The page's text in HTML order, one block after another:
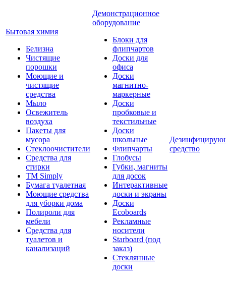
Бытовая химия
Белизна
Чистящие
порошки
Моющие и
чистящие
средства
Мыло
Освежитель
воздуха
Пакеты для
мусора
Стеклоочистители
Средства для
стирки
TM Simply
Бумага туалетная
Моющие средства
для уборки дома
Полироли для
мебели
Средства для
туалетов и
канализаций
Демонстрационное
оборудование
Блоки для
флипчартов
Доски для
офиса
Доски
магнитно-
маркерные
Доски
пробковые и
текстильные
Доски
школьные
Флипчарты
Глобусы
Губки, магниты
для досок
Интерактивные
доски и экраны
Доски
Ecoboards
Рекламные
носители
Starboard (под
заказ)
Стеклянные
доски
средство